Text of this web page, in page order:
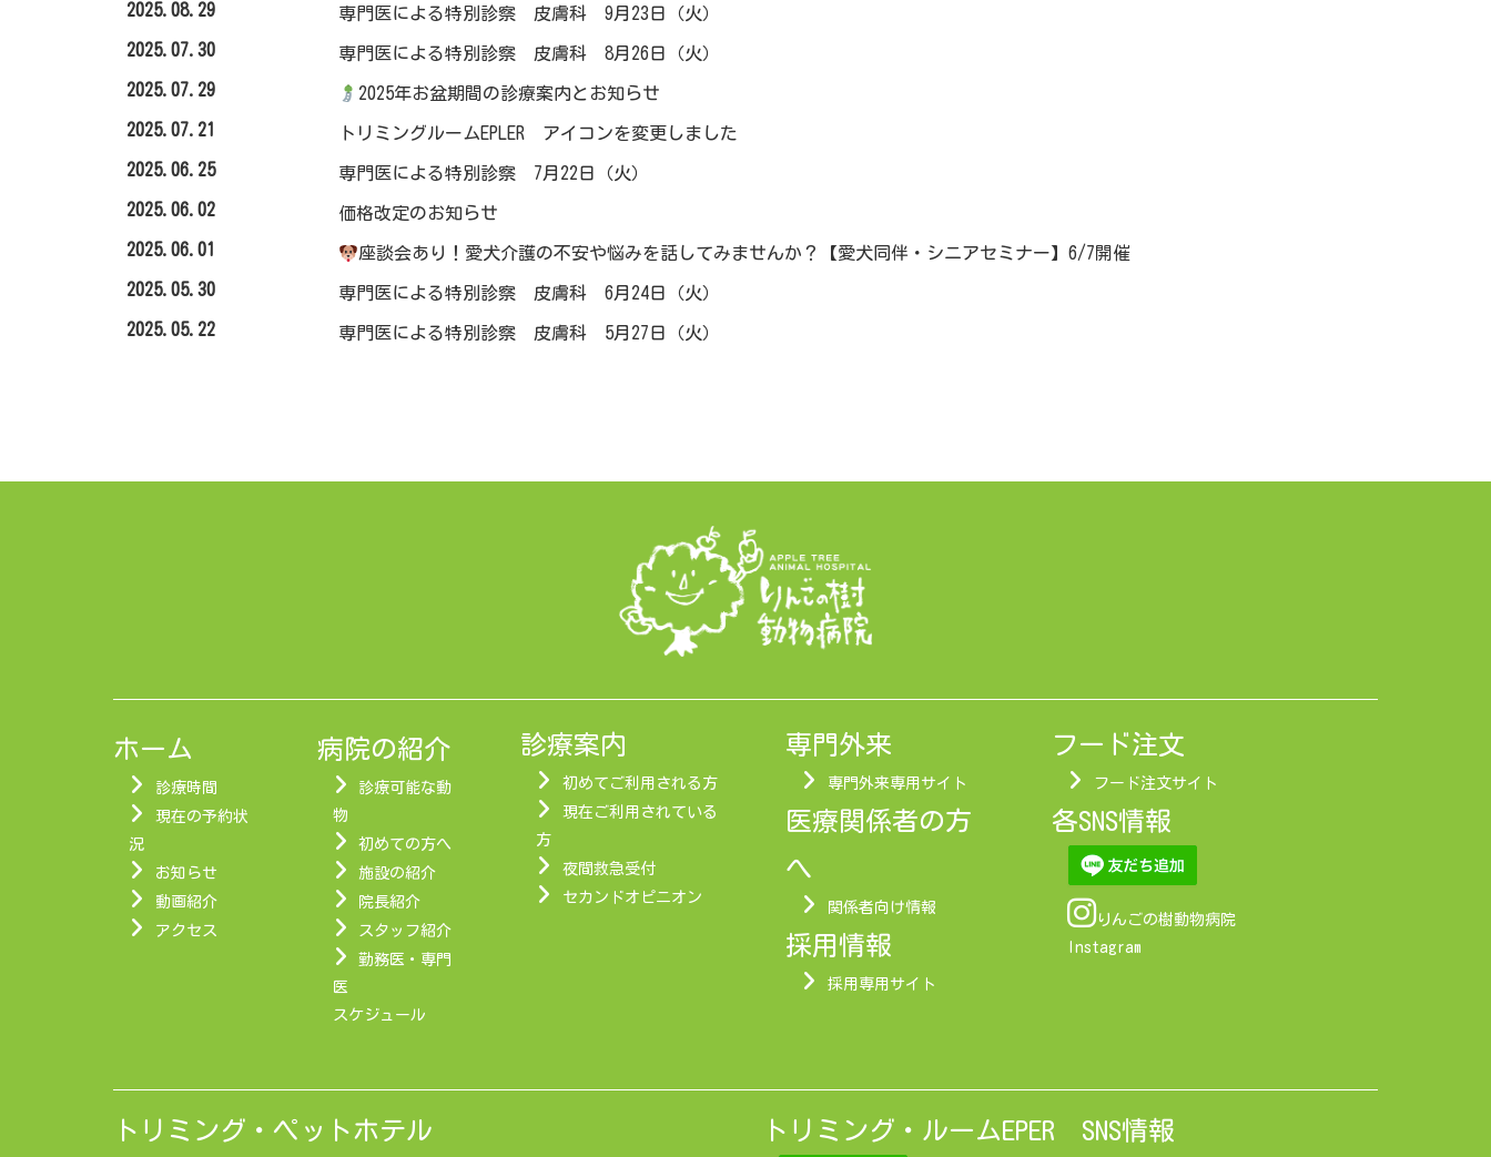
2025.08.29 専門医による特別診察 皮膚科 9月23日（火）
2025.07.30 専門医による特別診察 皮膚科 8月26日（火）
2025.07.29 2025年お盆期間の診療案内とお知らせ
2025.07.21 トリミングルームEPLER アイコンを変更しました
2025.06.25 専門医による特別診察 7月22日（火）
2025.06.02 価格改定のお知らせ
2025.06.01 座談会あり！愛犬介護の不安や悩みを話してみませんか？【愛犬同伴・シニアセミナー】6/7開催
2025.05.30 専門医による特別診察 皮膚科 6月24日（火）
2025.05.22 専門医による特別診察 皮膚科 5月27日（火）
ホーム
診療時間
現在の予約状
況
お知らせ
動画紹介
アクセス
病院の紹介
診療可能な動
物
初めての方へ
施設の紹介
院長紹介
スタッフ紹介
勤務医・専門
医
スケジュール
診療案内
初めてご利用される方
現在ご利用されている
方
夜間救急受付
セカンドオピニオン
専門外来
専門外来専用サイト
医療関係者の方
へ
関係者向け情報
採用情報
採用専用サイト
フード注文
フード注文サイト
各SNS情報
りんごの樹動物病院
Instagram
トリミング・ペットホテル トリミング・ルームEPER SNS情報